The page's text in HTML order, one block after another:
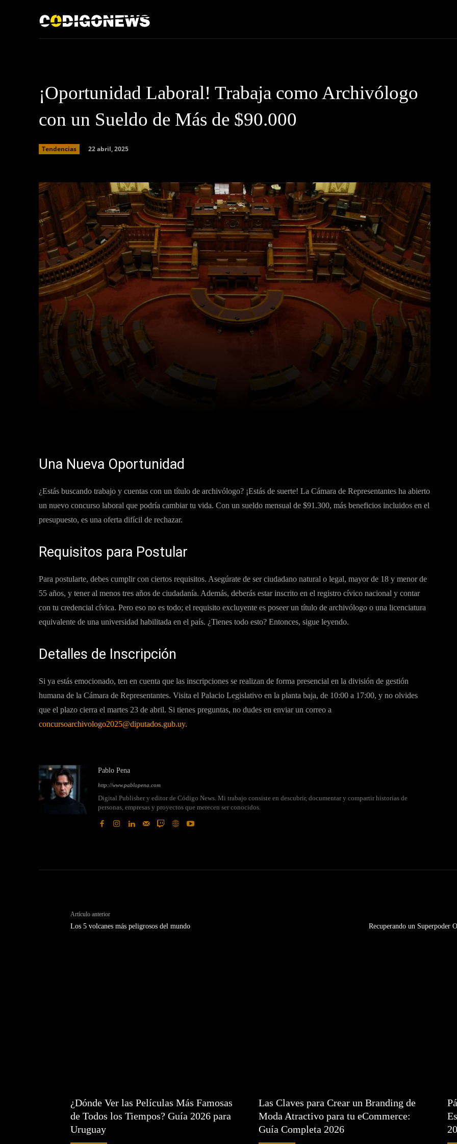
¡Oportunidad Laboral! Trabaja como Archivólogo
con un Sueldo de Más de $90.000
Tendencias 22 abril, 2025
Una Nueva Oportunidad
¿Estás buscando trabajo y cuentas con un título de archivólogo? ¡Estás de suerte! La Cámara de Representantes ha abierto
un nuevo concurso laboral que podría cambiar tu vida. Con un sueldo mensual de $91.300, más beneficios incluidos en el
presupuesto, es una oferta difícil de rechazar.
Requisitos para Postular
Para postularte, debes cumplir con ciertos requisitos. Asegúrate de ser ciudadano natural o legal, mayor de 18 y menor de
55 años, y tener al menos tres años de ciudadanía. Además, deberás estar inscrito en el registro cívico nacional y contar
con tu credencial cívica. Pero eso no es todo; el requisito excluyente es poseer un título de archivólogo o una licenciatura
equivalente de una universidad habilitada en el país. ¿Tienes todo esto? Entonces, sigue leyendo.
Detalles de Inscripción
Si ya estás emocionado, ten en cuenta que las inscripciones se realizan de forma presencial en la división de gestión
humana de la Cámara de Representantes. Visita el Palacio Legislativo en la planta baja, de 10:00 a 17:00, y no olvides
que el plazo cierra el martes 23 de abril. Si tienes preguntas, no dudes en enviar un correo a
concursoarchivologo2025@diputados.gub.uy.
Pablo Pena
http://www.pablopena.com
Digital Publisher y editor de Código News. Mi trabajo consiste en descubrir, documentar y compartir historias de
personas, empresas y proyectos que merecen ser conocidos.
Artículo anterior
Los 5 volcanes más peligrosos del mundo Recuperando un Superpoder
¿Dónde Ver las Películas Más Famosas
de Todos los Tiempos? Guía 2026 para
Uruguay
Las Claves para Crear un Branding de
Moda Atractivo para tu eCommerce:
Guía Completa 2026